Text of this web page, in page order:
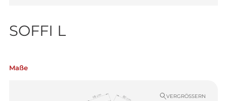
SOFFI L
Maße
VERGRÖSSERN